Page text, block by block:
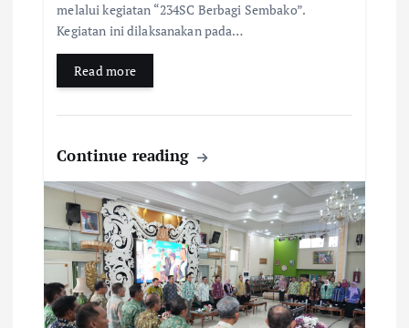
melalui kegiatan “234SC Berbagi Sembako”.
Kegiatan ini dilaksanakan pada…
Read more
Continue reading